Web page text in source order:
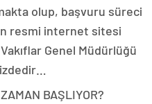
olup, başvuru süreci
resmi internet sitesi
Genel Müdürlüğü
BAŞLIYOR?